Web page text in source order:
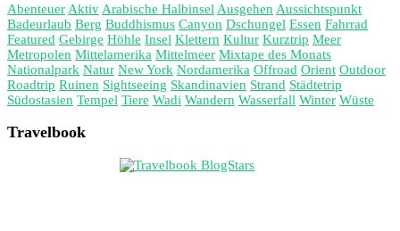
Abenteuer Aktiv Arabische Halbinsel Ausgehen Aussichtspunkt
Badeurlaub Berg Buddhismus Canyon Dschungel Essen Fahrrad
Featured Gebirge Höhle Insel Klettern Kultur Kurztrip Meer
Metropolen Mittelamerika Mittelmeer Mixtape des Monats
Nationalpark Natur New York Nordamerika Offroad Orient Outdoor
Roadtrip Ruinen Sightseeing Skandinavien Strand Städtetrip
Südostasien Tempel Tiere Wadi Wandern Wasserfall Winter Wüste
Travelbook